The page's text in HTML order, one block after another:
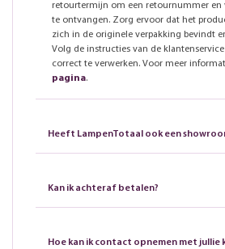
retourtermijn om een retournummer en
te ontvangen. Zorg ervoor dat het
zich in de originele verpakking bevindt
Volg de instructies van de
correct te verwerken. Voor meer
pagina.
Heeft LampenTotaal ook een
Kan ik achteraf betalen?
Hoe kan ik contact opnemen met jullie